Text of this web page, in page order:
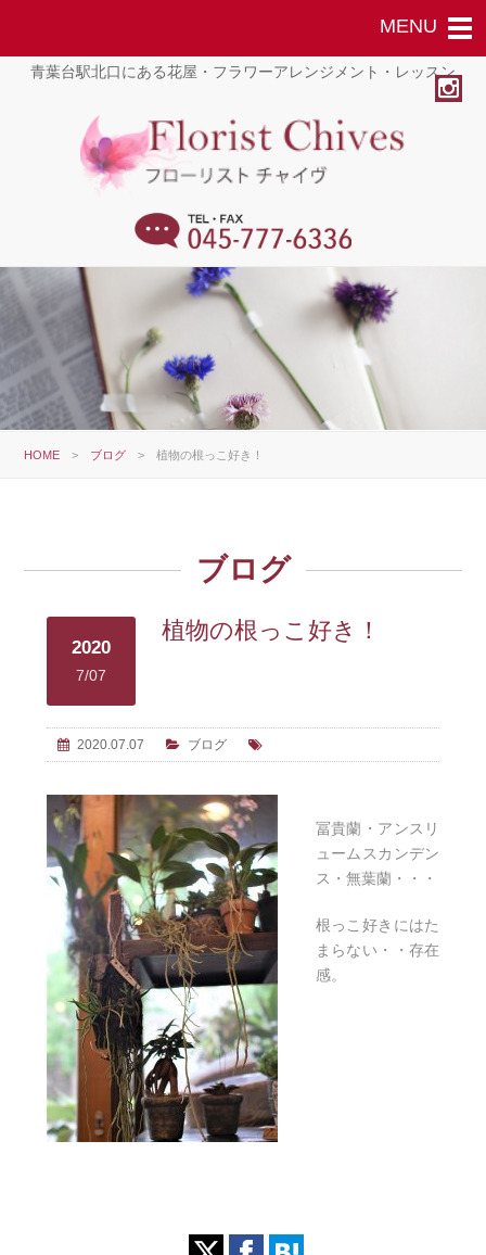
青葉台駅北口にある花屋・フラワーアレンジメント・レッスン
HOME > ブログ >植物の根っこ好き！
ブログ
2020
7/07
植物の根っこ好き！
2020.07.07 ブログ
冨貴蘭・アンスリ
ュームスカンデン
ス・無葉蘭・・・
根っこ好きにはた
まらない・・存在
感。